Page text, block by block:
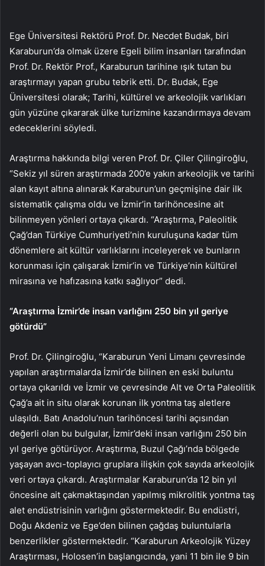
Ege Üniversitesi Rektörü Prof. Dr. Necdet Budak, biri
Karaburun’da olmak üzere Egeli bilim insanları tarafından
Prof. Dr. Rektör Prof., Karaburun tarihine ışık tutan bu
araştırmayı yapan grubu tebrik etti. Dr. Budak, Ege
Üniversitesi olarak; Tarihi, kültürel ve arkeolojik varlıkları
gün yüzüne çıkararak ülke turizmine kazandırmaya devam
edeceklerini söyledi.
Araştırma hakkında bilgi veren Prof. Dr. Çiler Çilingiroğlu,
“Sekiz yıl süren araştırmada 200’e yakın arkeolojik ve tarihi
alan kayıt altına alınarak Karaburun’un geçmişine dair ilk
sistematik çalışma oldu ve İzmir’in tarihöncesine ait
bilinmeyen yönleri ortaya çıkardı. “Araştırma, Paleolitik
Çağ’dan Türkiye Cumhuriyeti’nin kuruluşuna kadar tüm
dönemlere ait kültür varlıklarını inceleyerek ve bunların
korunması için çalışarak İzmir’in ve Türkiye’nin kültürel
mirasına ve hafızasına katkı sağlıyor” dedi.
“Araştırma İzmir’de insan varlığını 250 bin yıl geriye
götürdü”
Prof. Dr. Çilingiroğlu, “Karaburun Yeni Limanı çevresinde
yapılan araştırmalarda İzmir’de bilinen en eski buluntu
ortaya çıkarıldı ve İzmir ve çevresinde Alt ve Orta Paleolitik
Çağ’a ait in situ olarak korunan ilk yontma taş aletlere
ulaşıldı. Batı Anadolu’nun tarihöncesi tarihi açısından
değerli olan bu bulgular, İzmir’deki insan varlığını 250 bin
yıl geriye götürüyor. Araştırma, Buzul Çağı’nda bölgede
yaşayan avcı-toplayıcı gruplara ilişkin çok sayıda arkeolojik
veri ortaya çıkardı. Araştırmalar Karaburun’da 12 bin yıl
öncesine ait çakmaktaşından yapılmış mikrolitik yontma taş
alet endüstrisinin varlığını göstermektedir. Bu endüstri,
Doğu Akdeniz ve Ege’den bilinen çağdaş buluntularla
benzerlikler göstermektedir. “Karaburun Arkeolojik Yüzey
Araştırması, Holosen’in başlangıcında, yani 11 bin ile 9 bin